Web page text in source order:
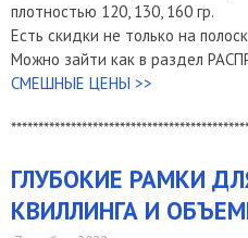
плотностью 120, 130, 160 гр.
Есть скидки не только на
Можно зайти как в раздел
СМЕШНЫЕ ЦЕНЫ >>
ГЛУБОКИЕ РАМКИ
КВИЛЛИНГА И